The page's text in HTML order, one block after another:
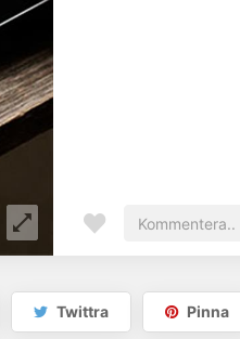
Twittra Pinna